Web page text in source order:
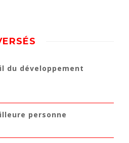
du développement
personne